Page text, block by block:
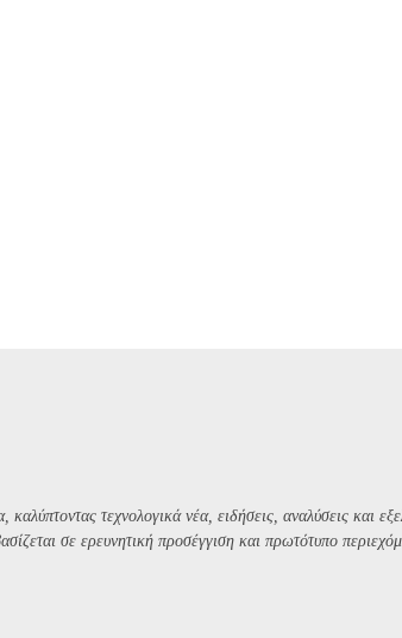
τεχνολογικά νέα, ειδήσεις, αναλύσεις και
σε ερευνητική προσέγγιση και πρωτότυπο